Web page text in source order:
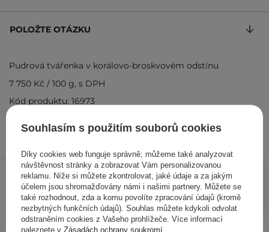
310 Kč /ks
PŘIDAT DO KOŠÍKU
POLOŽTE OTÁZKU
Pudrová tvářenka v korálovo-broskvovém odstínu
7 750 Kč / 100 g, s DPH
Kód produktu: 16973
Souhlasím s použitím souborů cookies
Díky cookies web funguje správně; můžeme také analyzovat
návštěvnost stránky a zobrazovat Vám personalizovanou
reklamu. Níže si můžete zkontrolovat, jaké údaje a za jakým
účelem jsou shromažďovány námi i našimi partnery. Můžete se
také rozhodnout, zda a komu povolíte zpracování údajů (kromě
nezbytných funkčních údajů). Souhlas můžete kdykoli odvolat
odstraněním cookies z Vašeho prohlížeče. Více informací
naleznete v Zásadách ochrany soukromí